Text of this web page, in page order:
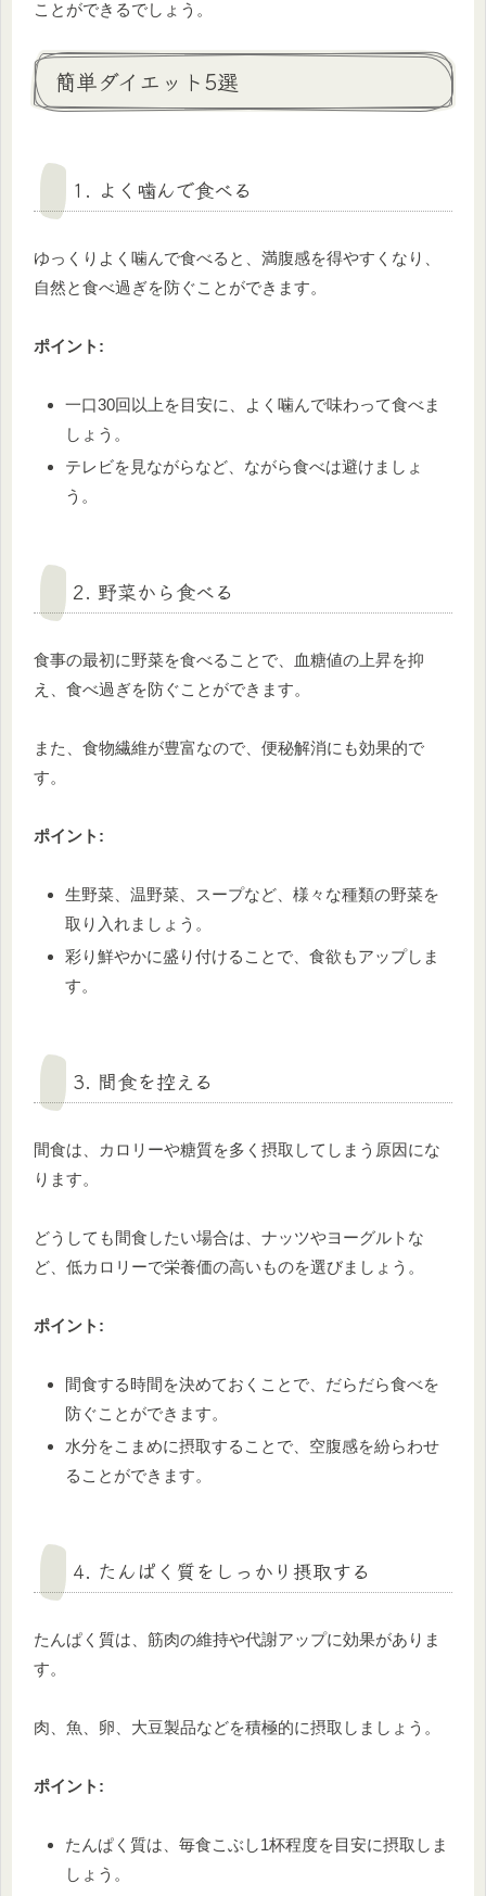
ことができるでしょう。
簡単ダイエット5選
1. よく噛んで食べる
ゆっくりよく噛んで食べると、満腹感を得やすくなり、
自然と食べ過ぎを防ぐことができます。
ポイント:
一口30回以上を目安に、よく噛んで味わって食べま
しょう。
テレビを見ながらなど、ながら食べは避けましょ
う。
2. 野菜から食べる
食事の最初に野菜を食べることで、血糖値の上昇を抑
え、食べ過ぎを防ぐことができます。
また、食物繊維が豊富なので、便秘解消にも効果的で
す。
ポイント:
生野菜、温野菜、スープなど、様々な種類の野菜を
取り入れましょう。
彩り鮮やかに盛り付けることで、食欲もアップしま
す。
3. 間食を控える
間食は、カロリーや糖質を多く摂取してしまう原因にな
ります。
どうしても間食したい場合は、ナッツやヨーグルトな
ど、低カロリーで栄養価の高いものを選びましょう。
ポイント:
間食する時間を決めておくことで、だらだら食べを
防ぐことができます。
水分をこまめに摂取することで、空腹感を紛らわせ
ることができます。
4. たんぱく質をしっかり摂取する
たんぱく質は、筋肉の維持や代謝アップに効果がありま
す。
肉、魚、卵、大豆製品などを積極的に摂取しましょう。
ポイント:
たんぱく質は、毎食こぶし1杯程度を目安に摂取しま
しょう。